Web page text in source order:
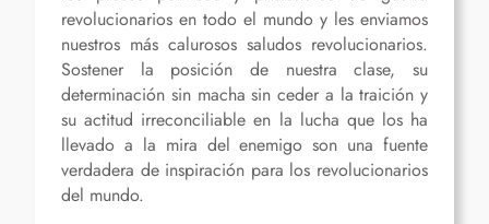
revolucionarios en todo el mundo y les enviamos
nuestros más calurosos saludos revolucionarios.
Sostener la posición de nuestra clase, su
determinación sin macha sin ceder a la traición y
su actitud irreconciliable en la lucha que los ha
llevado a la mira del enemigo son una fuente
verdadera de inspiración para los revolucionarios
del mundo.